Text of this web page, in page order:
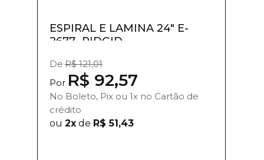
ESPIRAL E LAMINA 24" E-
2677- RIDGID
De R$ 121,01
Por R$ 92,57
No Boleto, Pix ou 1x no Cartão de
crédito
ou 2x de R$ 51,43